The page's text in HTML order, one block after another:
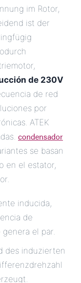
im Rotor,
ist der
de 230V
de red
por
ATEK
condensador
se basan
en el estator,
inducida,
de
el par.
des induzierten